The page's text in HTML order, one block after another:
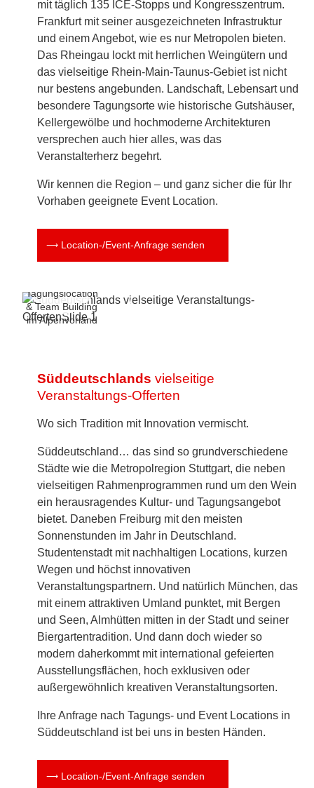
mit täglich 135 ICE-Stopps und Kongresszentrum.
Frankfurt mit seiner ausgezeichneten Infrastruktur
und einem Angebot, wie es nur Metropolen bieten.
Das Rheingau lockt mit herrlichen Weingütern und
das vielseitige Rhein-Main-Taunus-Gebiet ist nicht
nur bestens angebunden. Landschaft, Lebensart und
besondere Tagungsorte wie historische Gutshäuser,
Kellergewölbe und hochmoderne Architekturen
versprechen auch hier alles, was das
Veranstalterherz begehrt.
Wir kennen die Region – und ganz sicher die für Ihr
Vorhaben geeignete Event Location.
Location-/Event-Anfrage senden
Urige
Tagungslocation
& Team Building
im Alpenvorland
Süddeutschlands vielseitige
Veranstaltungs-Offerten
Wo sich Tradition mit Innovation vermischt.
Süddeutschland… das sind so grundverschiedene
Städte wie die Metropolregion Stuttgart, die neben
vielseitigen Rahmenprogrammen rund um den Wein
ein herausragendes Kultur- und Tagungsangebot
bietet. Daneben Freiburg mit den meisten
Sonnenstunden im Jahr in Deutschland.
Studentenstadt mit nachhaltigen Locations, kurzen
Wegen und höchst innovativen
Veranstaltungspartnern. Und natürlich München, das
mit einem attraktiven Umland punktet, mit Bergen
und Seen, Almhütten mitten in der Stadt und seiner
Biergartentradition. Und dann doch wieder so
modern daherkommt mit international gefeierten
Ausstellungsflächen, hoch exklusiven oder
außergewöhnlich kreativen Veranstaltungsorten.
Ihre Anfrage nach Tagungs- und Event Locations in
Süddeutschland ist bei uns in besten Händen.
Location-/Event-Anfrage senden
mit